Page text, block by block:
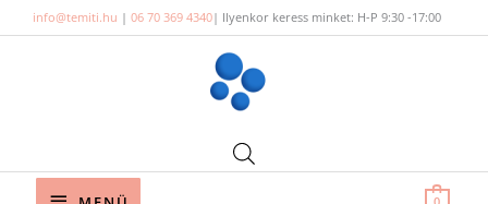
to
info@temiti.hu | 06 70 369 4340| Ilyenkor keress minket: H-P 9:30 -17:00
Below